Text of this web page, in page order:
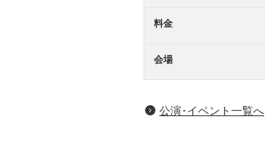
料金
会場
公演･イベント一覧へ